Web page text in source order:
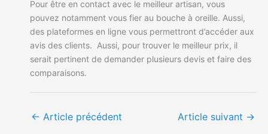
Pour être en contact avec le meilleur artisan, vous
pouvez notamment vous fier au bouche à oreille. Aussi,
des plateformes en ligne vous permettront d’accéder aux
avis des clients. Aussi, pour trouver le meilleur prix, il
serait pertinent de demander plusieurs devis et faire des
comparaisons.
← Article précédent Article suivant →